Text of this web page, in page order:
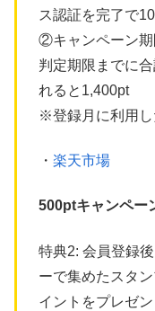
ス認証を完了で
②キャンペーン期
判定期限までに
れると1,400pt
※登録月に利用し
・ 楽天市場
500ptキャンペー
特典2: 会員登録
ーで集めたスタ
イントをプレゼ